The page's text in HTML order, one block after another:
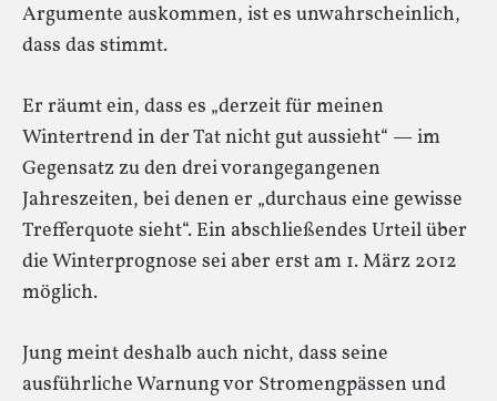
Argumente auskommen, ist es unwahrscheinlich,
dass das stimmt.
Er räumt ein, dass es „derzeit für meinen
Wintertrend in der Tat nicht gut aussieht“ — im
Gegensatz zu den drei vorangegangenen
Jahreszeiten, bei denen er „durchaus eine gewisse
Trefferquote sieht“. Ein abschließendes Urteil über
die Winterprognose sei aber erst am 1. März 2012
möglich.
Jung meint deshalb auch nicht, dass seine
ausführliche Warnung vor Stromengpässen und